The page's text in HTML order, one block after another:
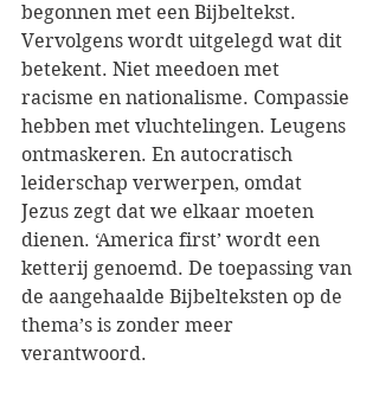
begonnen met een Bijbeltekst.
Vervolgens wordt uitgelegd wat dit
betekent. Niet meedoen met
racisme en nationalisme. Compassie
hebben met vluchtelingen. Leugens
ontmaskeren. En autocratisch
leiderschap verwerpen, omdat
Jezus zegt dat we elkaar moeten
dienen. ‘America first’ wordt een
ketterij genoemd. De toepassing van
de aangehaalde Bijbelteksten op de
thema’s is zonder meer
verantwoord.